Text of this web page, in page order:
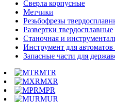
Сверла корпусные
Метчики
Резьбофрезы
Развертки твердосплавные
Станочная и
Инструмент для
Запасные части для
MTR
MXR
MPR
MUR